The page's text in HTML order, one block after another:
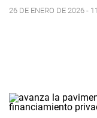
26 DE ENERO DE 2026 -